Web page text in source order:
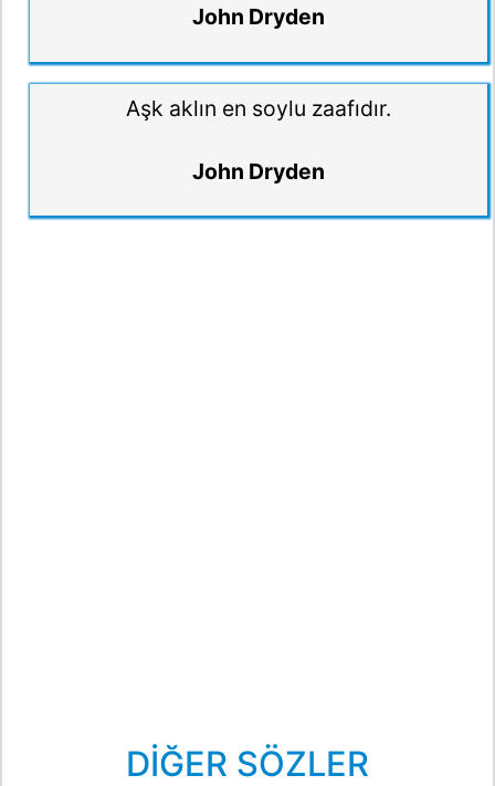
John Dryden
Aşk aklın en soylu zaafıdır.
John Dryden
DİĞER SÖZLER